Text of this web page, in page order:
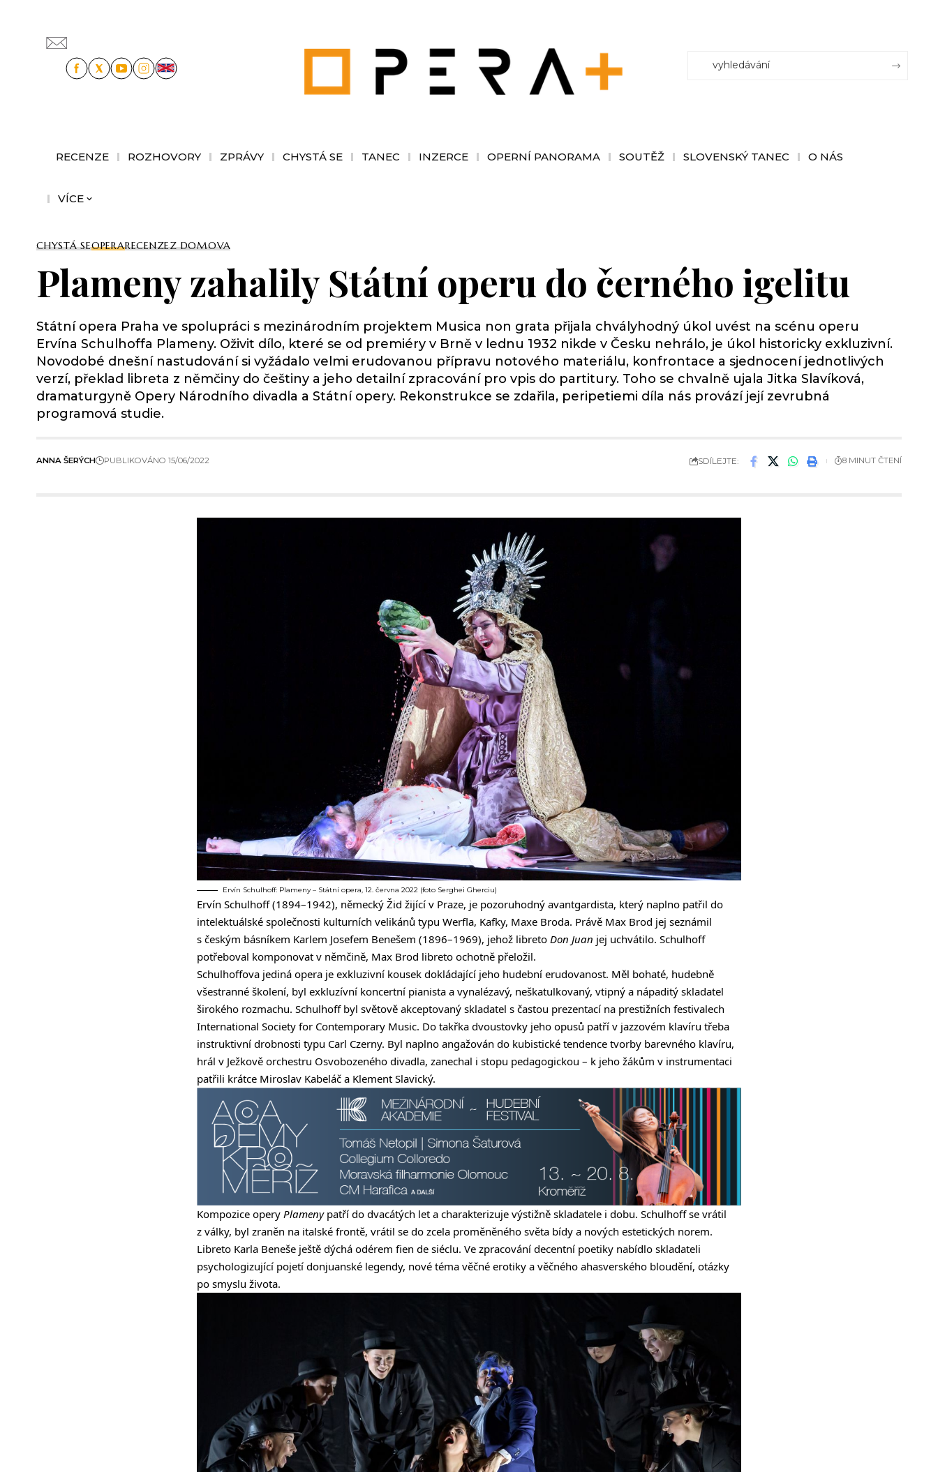
RECENZE ROZHOVORY ZPRÁVY CHYSTÁ SE TANEC INZERCE OPERNÍ PANORAMA SOUTĚŽ SLOVENSKÝ TANEC O NÁS
VÍCE
CHYSTÁ SEOPERARECENZEZ DOMOVA
Plameny zahalily Státní operu do černého igelitu
Státní opera Praha ve spolupráci s mezinárodním projektem Musica non grata přijala chvályhodný úkol uvést na scénu operu
Ervína Schulhoffa Plameny. Oživit dílo, které se od premiéry v Brně v lednu 1932 nikde v Česku nehrálo, je úkol historicky exkluzivní.
Novodobé dnešní nastudování si vyžádalo velmi erudovanou přípravu notového materiálu, konfrontace a sjednocení jednotlivých
verzí, překlad libreta z němčiny do češtiny a jeho detailní zpracování pro vpis do partitury. Toho se chvalně ujala Jitka Slavíková,
dramaturgyně Opery Národního divadla a Státní opery. Rekonstrukce se zdařila, peripetiemi díla nás provází její zevrubná
programová studie.
ANNA ŠERÝCH PUBLIKOVÁNO 15/06/2022 SDÍLEJTE: 8 MINUT ČTENÍ
Ervín Schulhoff: Plameny – Státní opera, 12. června 2022 (foto Serghei Gherciu)
Ervín Schulhoff (1894–1942), německý Žid žijící v Praze, je pozoruhodný avantgardista, který naplno patřil do
intelektuálské společnosti kulturních velikánů typu Werfla, Kafky, Maxe Broda. Právě Max Brod jej seznámil
s českým básníkem Karlem Josefem Benešem (1896–1969), jehož libreto Don Juan jej uchvátilo. Schulhoff
potřeboval komponovat v němčině, Max Brod libreto ochotně přeložil.
Schulhoffova jediná opera je exkluzivní kousek dokládající jeho hudební erudovanost. Měl bohaté, hudebně
všestranné školení, byl exkluzívní koncertní pianista a vynalézavý, neškatulkovaný, vtipný a nápaditý skladatel
širokého rozmachu. Schulhoff byl světově akceptovaný skladatel s častou prezentací na prestižních festivalech
International Society for Contemporary Music. Do takřka dvoustovky jeho opusů patří v jazzovém klavíru třeba
instruktivní drobnosti typu Carl Czerny. Byl naplno angažován do kubistické tendence tvorby barevného klavíru,
hrál v Ježkově orchestru Osvobozeného divadla, zanechal i stopu pedagogickou – k jeho žákům v instrumentaci
patřili krátce Miroslav Kabeláč a Klement Slavický.
Kompozice opery Plameny patří do dvacátých let a charakterizuje výstižně skladatele i dobu. Schulhoff se vrátil
z války, byl zraněn na italské frontě, vrátil se do zcela proměněného světa bídy a nových estetických norem.
Libreto Karla Beneše ještě dýchá odérem fien de siéclu. Ve zpracování decentní poetiky nabídlo skladateli
psychologizující pojetí donjuanské legendy, nové téma věčné erotiky a věčného ahasverského bloudění, otázky
po smyslu života.